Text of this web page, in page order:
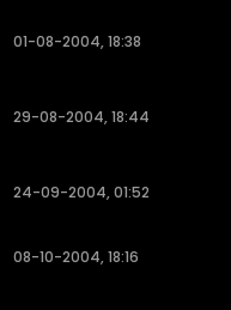
01-08-2004, 18:38
29-08-2004, 18:44
24-09-2004, 01:52
08-10-2004, 18:16